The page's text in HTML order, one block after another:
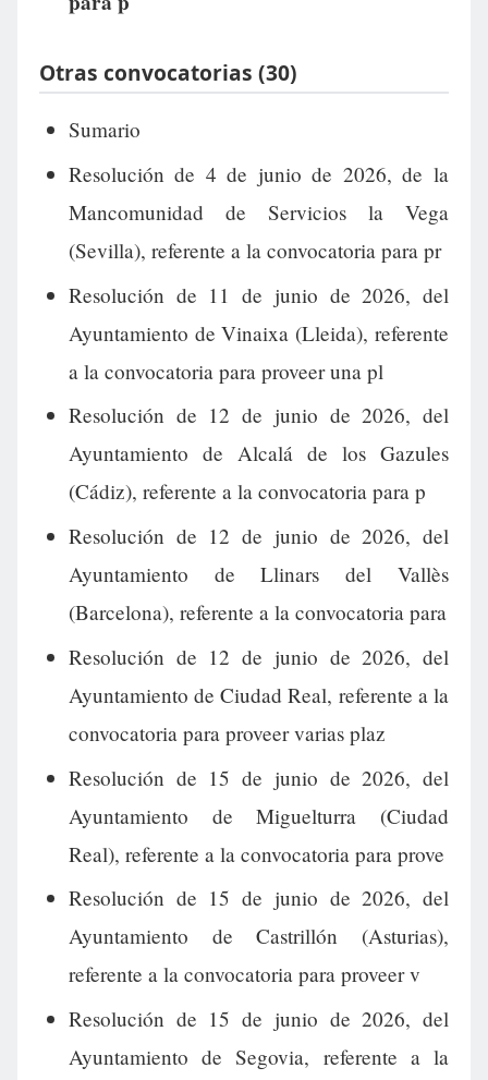
Otras convocatorias (30)
Sumario
Resolución de 4 de junio de 2026, de la
Mancomunidad de Servicios la Vega
(Sevilla), referente a la convocatoria para pr
Resolución de 11 de junio de 2026, del
Ayuntamiento de Vinaixa (Lleida), referente
a la convocatoria para proveer una pl
Resolución de 12 de junio de 2026, del
Ayuntamiento de Alcalá de los Gazules
(Cádiz), referente a la convocatoria para p
Resolución de 12 de junio de 2026, del
Ayuntamiento de Llinars del Vallès
(Barcelona), referente a la convocatoria para
Resolución de 12 de junio de 2026, del
Ayuntamiento de Ciudad Real, referente a la
convocatoria para proveer varias plaz
Resolución de 15 de junio de 2026, del
Ayuntamiento de Miguelturra (Ciudad
Real), referente a la convocatoria para prove
Resolución de 15 de junio de 2026, del
Ayuntamiento de Castrillón (Asturias),
referente a la convocatoria para proveer v
Resolución de 15 de junio de 2026, del
Ayuntamiento de Segovia, referente a la